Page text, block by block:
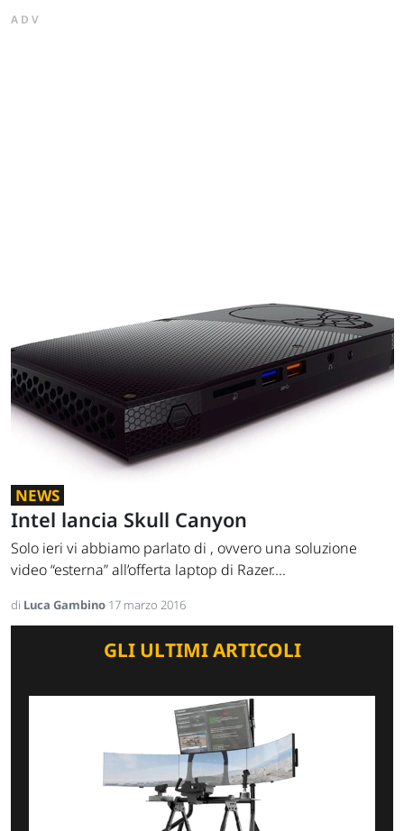
ADV
NEWS
Intel lancia Skull Canyon
Solo ieri vi abbiamo parlato di , ovvero una soluzione
video “esterna” all’offerta laptop di Razer....
di Luca Gambino 17 marzo 2016
GLI ULTIMI ARTICOLI